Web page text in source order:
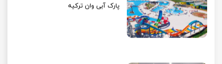
پارک آبی وان ترکیه